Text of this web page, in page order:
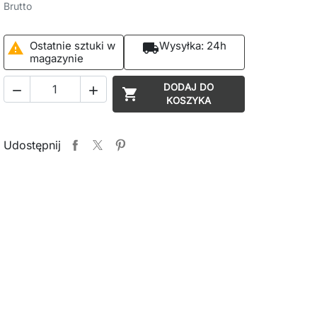
Brutto
 Ostatnie sztuki w
magazynie
local_shippingWysyłka: 24h
  
DODAJ DO
KOSZYKA
Udostępnij